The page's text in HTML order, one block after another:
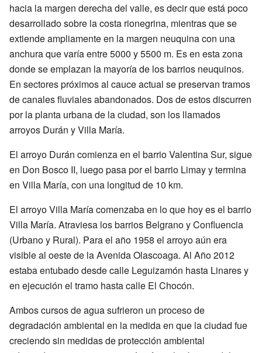
hacia la margen derecha del valle, es decir que está poco
desarrollado sobre la costa rionegrina, mientras que se
extiende ampliamente en la margen neuquina con una
anchura que varía entre 5000 y 5500 m. Es en esta zona
donde se emplazan la mayoría de los barrios neuquinos.
En sectores próximos al cauce actual se preservan tramos
de canales fluviales abandonados. Dos de estos discurren
por la planta urbana de la ciudad, son los llamados
arroyos Durán y Villa María.
El arroyo Durán comienza en el barrio Valentina Sur, sigue
en Don Bosco II, luego pasa por el barrio Limay y termina
en Villa María, con una longitud de 10 km.
El arroyo Villa María comenzaba en lo que hoy es el barrio
Villa María. Atraviesa los barrios Belgrano y Confluencia
(Urbano y Rural). Para el año 1958 el arroyo aún era
visible al oeste de la Avenida Olascoaga. Al Año 2012
estaba entubado desde calle Leguizamón hasta Linares y
en ejecución el tramo hasta calle El Chocón.
Ambos cursos de agua sufrieron un proceso de
degradación ambiental en la medida en que la ciudad fue
creciendo sin medidas de protección ambiental